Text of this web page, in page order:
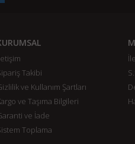
Takibi
ve Kullanım Şartları
ve Taşıma Bilgileri
ve İade
Toplama